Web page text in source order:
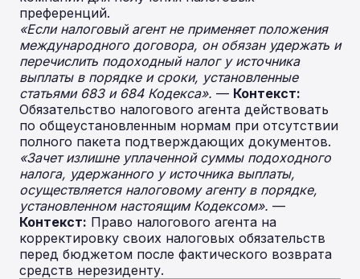
преференций.
«Если налоговый агент не применяет положения
международного договора, он обязан удержать и
перечислить подоходный налог у источника
выплаты в порядке и сроки, установленные
статьями 683 и 684 Кодекса». — Контекст:
Обязательство налогового агента действовать
по общеустановленным нормам при отсутствии
полного пакета подтверждающих документов.
«Зачет излишне уплаченной суммы подоходного
налога, удержанного у источника выплаты,
осуществляется налоговому агенту в порядке,
установленном настоящим Кодексом». —
Контекст: Право налогового агента на
корректировку своих налоговых обязательств
перед бюджетом после фактического возврата
средств нерезиденту.